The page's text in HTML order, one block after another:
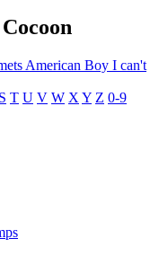
American Boy I can't
S T U V W X Y Z 0-9